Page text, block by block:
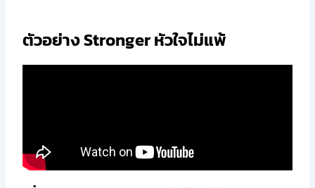
ตัวอย่าง Stronger หัวใจไม่แพ้